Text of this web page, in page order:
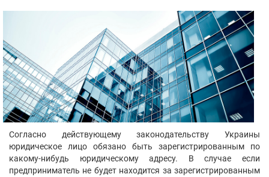
Согласно действующему законодательству Украины
юридическое лицо обязано быть зарегистрированным по
какому-нибудь юридическому адресу. В случае если
предприниматель не будет находится за зарегистрированным